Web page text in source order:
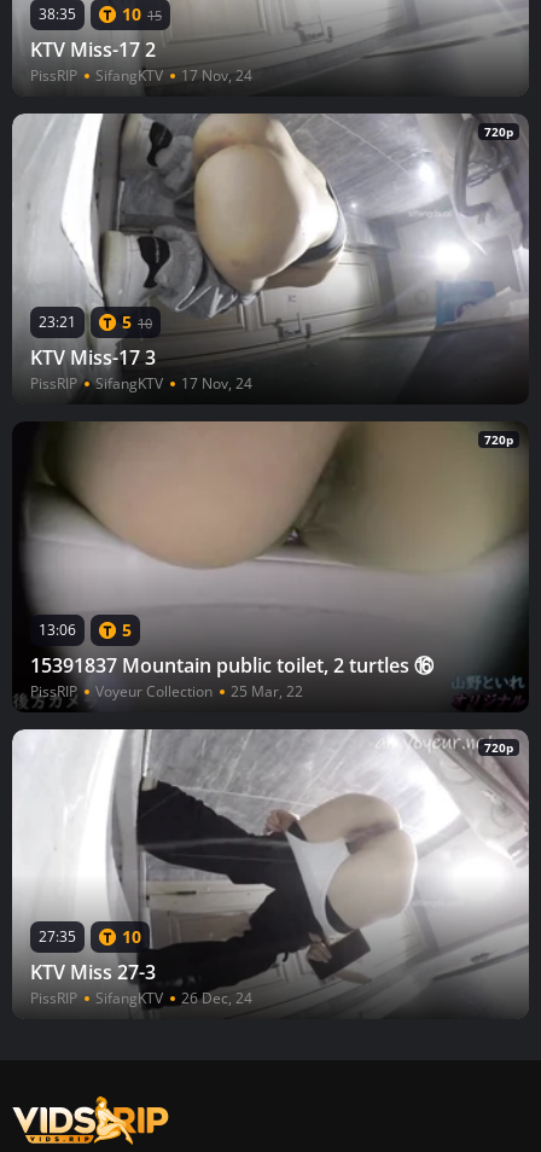
38:35 10 15
KTV Miss-17 2
PissRIP SifangKTV 17 Nov, 24
720p
23:21 5 10
KTV Miss-17 3
PissRIP SifangKTV 17 Nov, 24
720p
13:06 5
15391837 Mountain public toilet, 2 turtles ⑯
PissRIP Voyeur Collection 25 Mar, 22
720p
27:35 10
KTV Miss 27-3
PissRIP SifangKTV 26 Dec, 24